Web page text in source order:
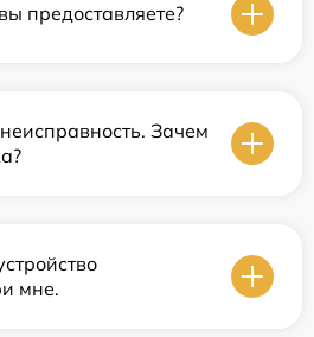
предоставляете?
Зачем
мне.